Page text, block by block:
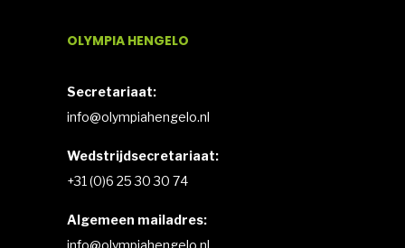
OLYMPIA HENGELO
Secretariaat:
info@olympiahengelo.nl
Wedstrijdsecretariaat:
+31 (0)6 25 30 30 74
Algemeen mailadres:
info@olympiahengelo.nl